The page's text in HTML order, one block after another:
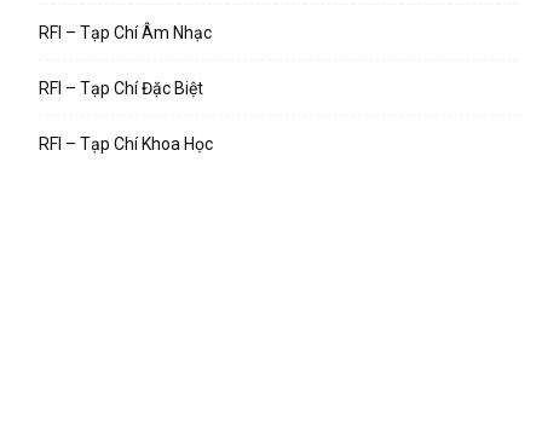
RFI – Tạp Chí Âm Nhạc
RFI – Tạp Chí Đặc Biệt
RFI – Tạp Chí Khoa Học